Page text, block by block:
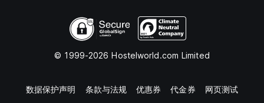
© 1999-2026 Hostelworld.com Limited
数据保护声明 条款与法规 优惠券 代金券 网页测试